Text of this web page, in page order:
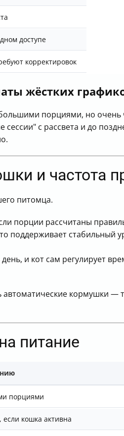
доступе
корректировок
жёстких
порциями, но очень
с рассвета и до
и частота
питомца.
порции рассчитаны
поддерживает стабильный
и кот сам регулирует
кормушки —
питание
порциями
кошка активна